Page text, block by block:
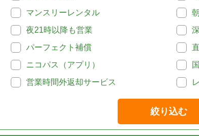
マンスリーレンタル
夜21時以降も営業
パーフェクト補償
ニコパス（アプリ）
営業時間外返却サービス
絞り込む